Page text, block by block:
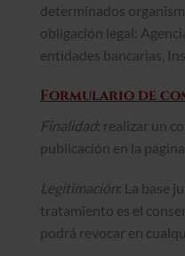
determinados
obligación legal:
entidades bancarias,
Formulario de
Finalidad: realizar un
publicación en la página
Legitimación: La base
tratamiento es el
podrá revocar en